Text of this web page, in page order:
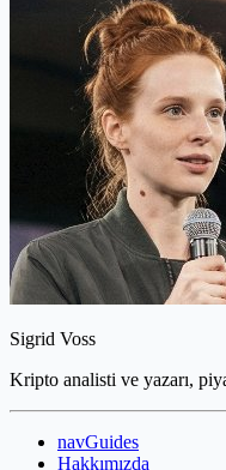
Sigrid Voss
Kripto analisti ve yazarı,
navGuides
Hakkımızda